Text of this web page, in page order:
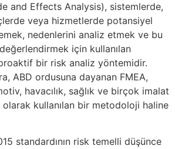
and Effects Analysis), sistemlerde,
veya hizmetlerde potansiyel
nedenlerini analiz etmek ve bu
için kullanılan
proaktif bir risk analiz yöntemidir.
ABD ordusuna dayanan FMEA,
havacılık, sağlık ve birçok imalat
olarak kullanılan bir metodoloji haline
standardının risk temelli düşünce